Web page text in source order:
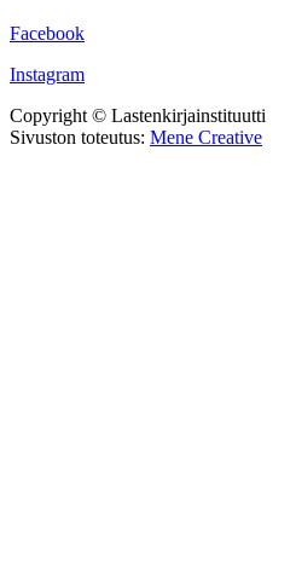
Facebook
Instagram
Copyright © Lastenkirjainstituutti
Sivuston toteutus: Mene Creative